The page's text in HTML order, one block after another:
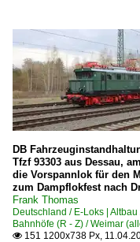
DB
Tfzf 93303 aus Dessau,
die Vorspannlok für den
zum Dampflokfest nach
Frank Thomas
Deutschland / E-Loks |
Bahnhöfe (R - Z) / Weimar
 151 1200x738 Px,